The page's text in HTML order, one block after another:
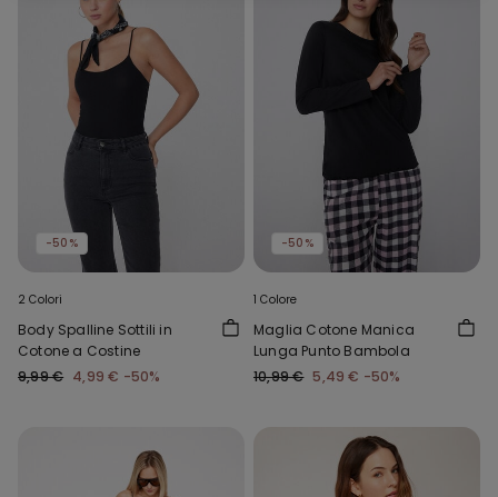
-50%
2 Colori
Body Spalline Sottili in
Cotone a Costine
9,99 € 4,99 € -50%
-50%
1 Colore
Maglia Cotone Manica
Lunga Punto Bambola
10,99 € 5,49 € -50%